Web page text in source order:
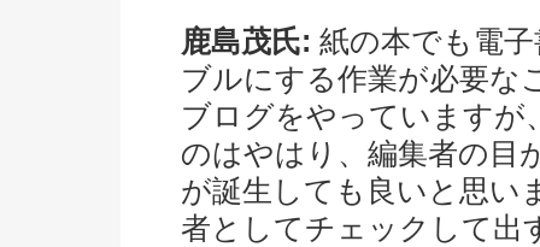
鹿島茂氏: 紙の本でも電
ブルにする作業が必要な
ブログをやっていますが
のはやはり、編集者の目
が誕生しても良いと思い
者としてチェックして出